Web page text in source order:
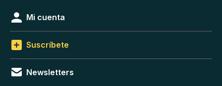
Mi cuenta
Suscríbete
Newsletters